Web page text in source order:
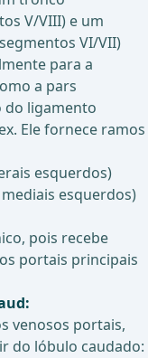
V/VIII) e um
VI/VII)
para a
a pars
do ligamento
Ele fornece ramos
esquerdos)
esquerdos)
pois recebe
portais principais
venosos portais,
do lóbulo caudado: